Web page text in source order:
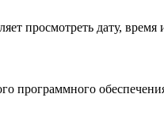
просмотреть дату,
программного